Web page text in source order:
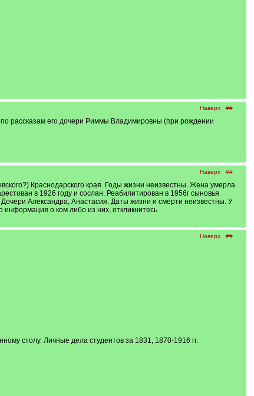
Наверх ##
рассказам его дочери Риммы Владимировны (при рождении
Наверх ##
Краснодарского края. Годы жизни неизвестны. Жена умерла
в 1926 году и сослан. Реабилитирован в 1956г сыновья
Александра, Анастасия. Даты жизни и смерти неизвестны. У
информация о ком либо из них, откликнитесь
Наверх ##
столу. Личные дела студентов за 1831, 1870-1916 гг.